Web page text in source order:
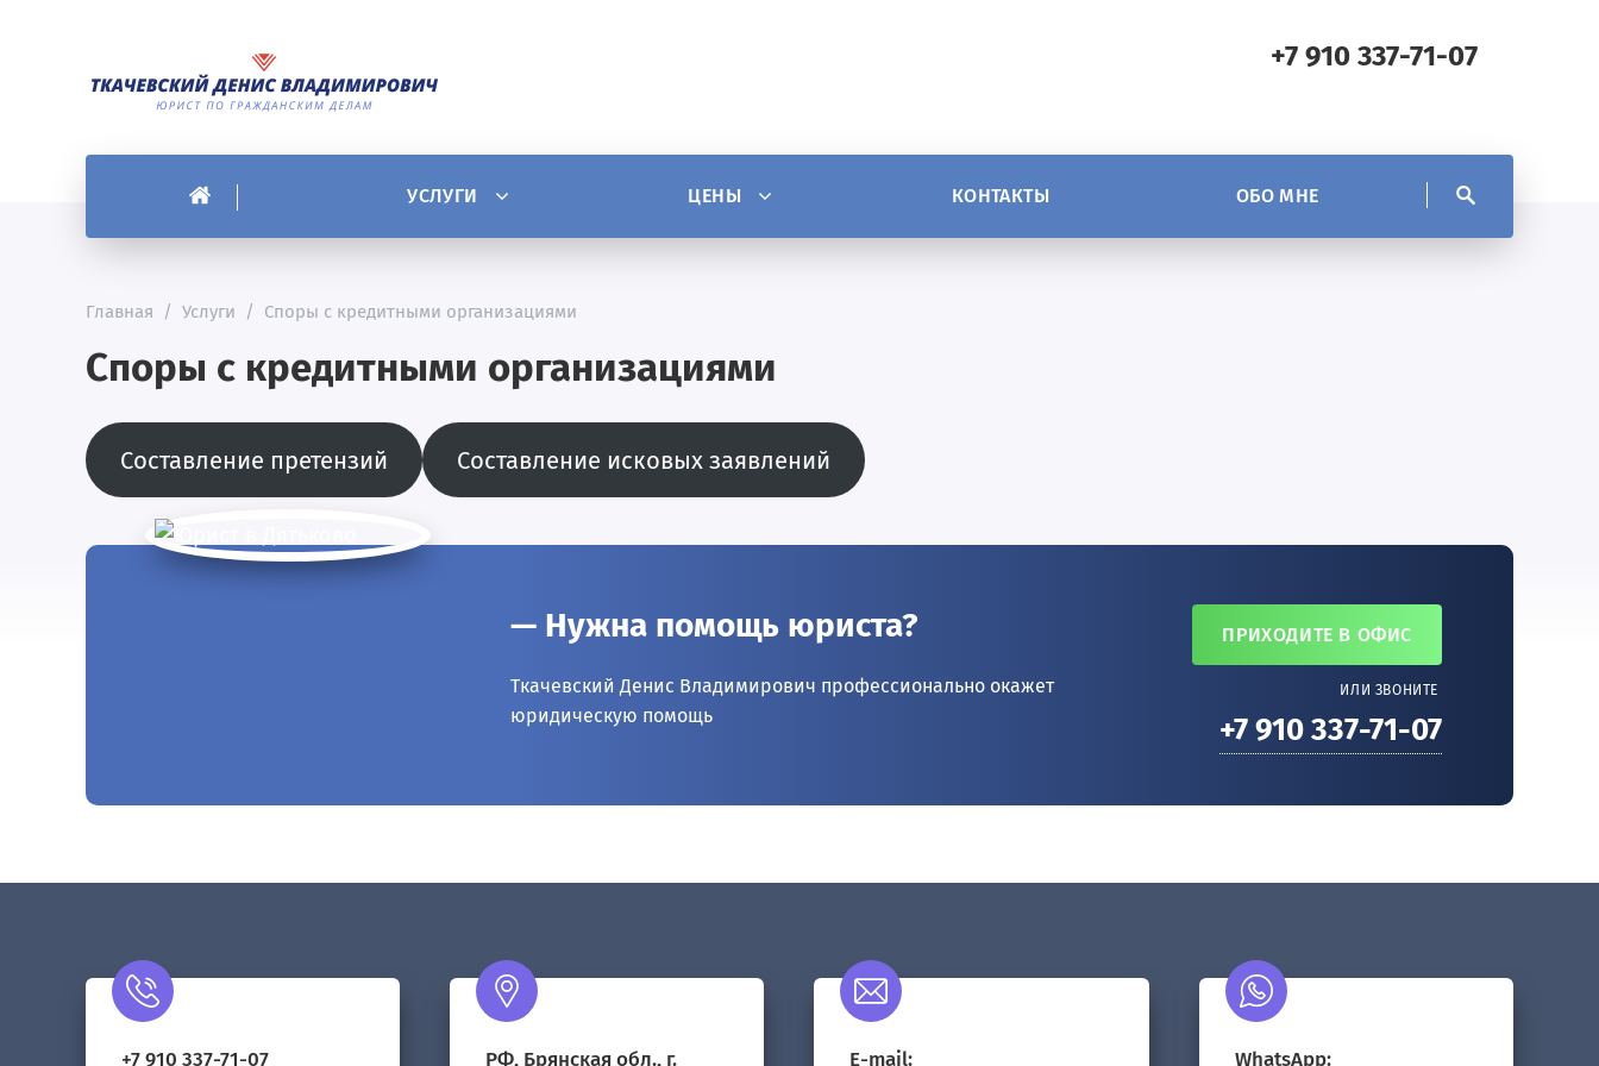
+7 910 337-71-07
УСЛУГИ ЦЕНЫ КОНТАКТЫ ОБО МНЕ
Главная / Услуги / Споры с кредитными организациями
Споры с кредитными организациями
Составление претензий Составление исковых заявлений
— Нужна помощь юриста?
Ткачевский Денис Владимирович профессионально окажет
юридическую помощь
ПРИХОДИТЕ В ОФИС
ИЛИ ЗВОНИТЕ
+7 910 337-71-07
+7 910 337-71-07 РФ, Брянская обл., г. E-mail: WhatsApp: